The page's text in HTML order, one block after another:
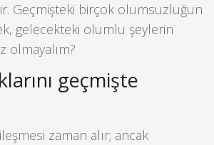
Geçmişteki birçok olumsuzluğun
gelecekteki olumlu şeylerin
olmayalım?
geçmişte
zaman alır; ancak